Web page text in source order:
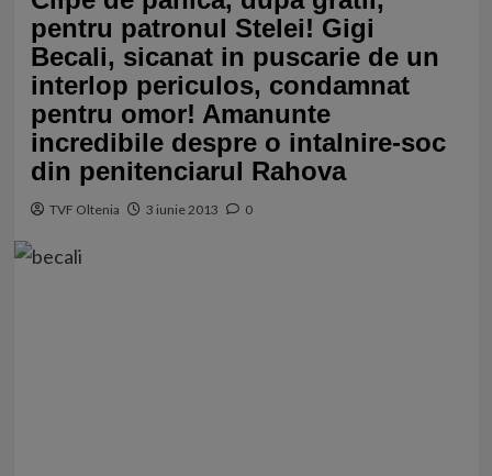
pentru patronul Stelei! Gigi
Becali, sicanat in puscarie de un
interlop periculos, condamnat
pentru omor! Amanunte
incredibile despre o intalnire-soc
din penitenciarul Rahova
TVF Oltenia 3 iunie 2013 0